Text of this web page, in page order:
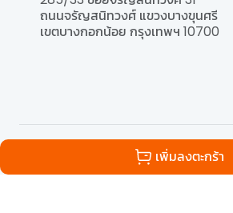
เพิ่มลงตะกร้า
ถนนจรัญสนิทวงศ์ แขวงบางขุนศรี
เขตบางกอกน้อย กรุงเทพฯ 10700
All Rights Reserved | Powered by
Publishing Co.,Ltd..